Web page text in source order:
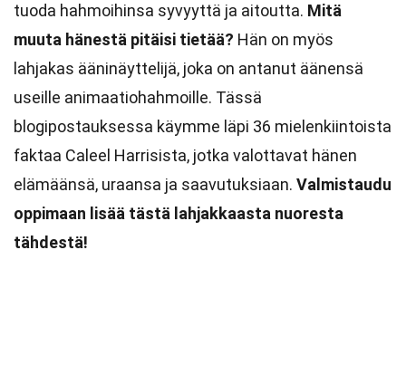
tuoda hahmoihinsa syvyyttä ja aitoutta. Mitä
muuta hänestä pitäisi tietää? Hän on myös
lahjakas ääninäyttelijä, joka on antanut äänensä
useille animaatiohahmoille. Tässä
blogipostauksessa käymme läpi 36 mielenkiintoista
faktaa Caleel Harrisista, jotka valottavat hänen
elämäänsä, uraansa ja saavutuksiaan. Valmistaudu
oppimaan lisää tästä lahjakkaasta nuoresta
tähdestä!